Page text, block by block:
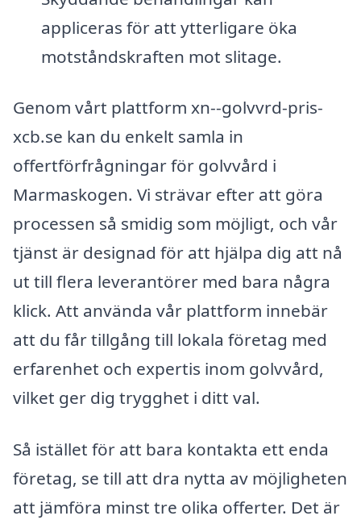
appliceras för att ytterligare öka
motståndskraften mot slitage.
Genom vårt plattform xn--golvvrd-pris-
xcb.se kan du enkelt samla in
offertförfrågningar för golvvård i
Marmaskogen. Vi strävar efter att göra
processen så smidig som möjligt, och vår
tjänst är designad för att hjälpa dig att nå
ut till flera leverantörer med bara några
klick. Att använda vår plattform innebär
att du får tillgång till lokala företag med
erfarenhet och expertis inom golvvård,
vilket ger dig trygghet i ditt val.
Så istället för att bara kontakta ett enda
företag, se till att dra nytta av möjligheten
att jämföra minst tre olika offerter. Det är